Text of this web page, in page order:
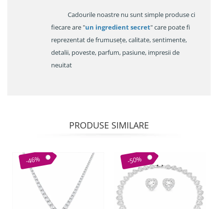
Cadourile noastre nu sunt simple produse ci
fiecare are "un ingredient secret" care poate fi
reprezentat de frumusețe, calitate, sentimente,
detalii, poveste, parfum, pasiune, impresii de
neuitat
PRODUSE SIMILARE
-46% -50%